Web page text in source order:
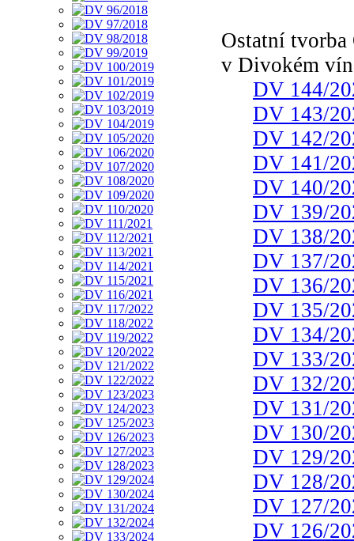
Ostatní
v Divokém
DV 144/
DV 143/
DV 142/
DV 141/
DV 140/
DV 139/
DV 138/
DV 137/
DV 136/
DV 135/
DV 134/
DV 133/
DV 132/
DV 131/
DV 130/
DV 129/
DV 128/
DV 127/
DV 126/